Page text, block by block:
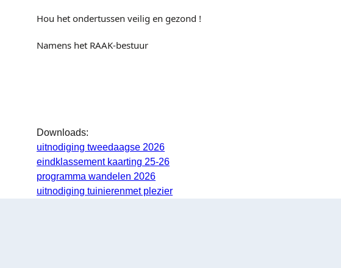
Hou het ondertussen veilig en gezond !
Namens het RAAK-bestuur
Downloads:
uitnodiging tweedaagse 2026
eindklassement kaarting 25-26
programma wandelen 2026
uitnodiging tuinierenmet plezier